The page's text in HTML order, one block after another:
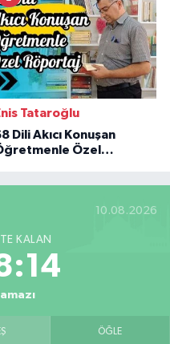
Tataroğlu
Dili Akıcı Konuşan
Özel
10.08.2026
KALAN
ÖĞLE